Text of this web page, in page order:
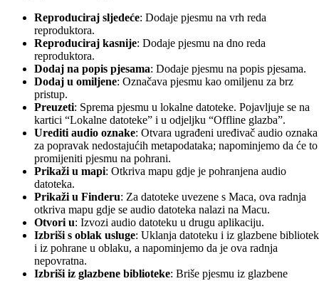
Reproduciraj sljedeće: Dodaje pjesmu na vrh reda
reproduktora.
Reproduciraj kasnije: Dodaje pjesmu na dno reda
reproduktora.
Dodaj na popis pjesama: Dodaje pjesmu na popis pjesama.
Dodaj u omiljene: Označava pjesmu kao omiljenu za brz
pristup.
Preuzeti: Sprema pjesmu u lokalne datoteke. Pojavljuje se na
kartici “Lokalne datoteke” i u odjeljku “Offline glazba”.
Urediti audio oznake: Otvara ugrađeni uređivač audio oznaka
za popravak nedostajućih metapodataka; napominjemo da će to
promijeniti pjesmu na pohrani.
Prikaži u mapi: Otkriva mapu gdje je pohranjena audio
datoteka.
Prikaži u Finderu: Za datoteke uvezene s Maca, ova radnja
otkriva mapu gdje se audio datoteka nalazi na Macu.
Otvori u: Izvozi audio datoteku u drugu aplikaciju.
Izbriši s oblak usluge: Uklanja datoteku i iz glazbene
i iz pohrane u oblaku, a napominjemo da je ova radnja
nepovratna.
Izbriši iz glazbene biblioteke: Briše pjesmu iz glazbene